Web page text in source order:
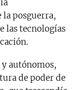
la posguerra,
las tecnologías
y autónomos,
de poder de